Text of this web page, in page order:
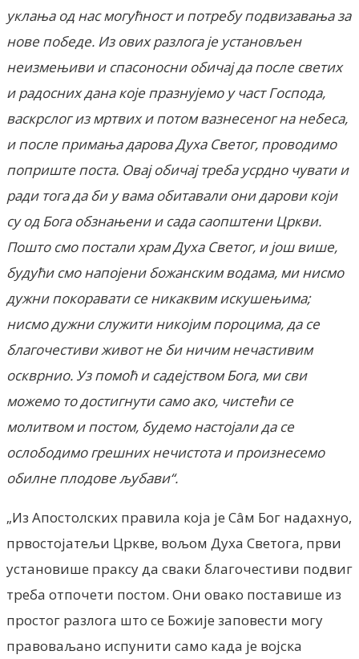
уклања од нас могућност и потребу подвизавања за
нове победе. Из ових разлога је установљен
неизмењиви и спасоносни обичај да после светих
и радосних дана које празнујемо у част Господа,
васкрслог из мртвих и потом вазнесеног на небеса,
и после примања дарова Духа Светог, проводимо
поприште поста. Овај обичај треба усрдно чувати и
ради тога да би у вама обитавали они дарови који
су од Бога обзнањени и сада саопштени Цркви.
Пошто смо постали храм Духа Светог, и још више,
будући смо напојени божанским водама, ми нисмо
дужни покоравати се никаквим искушењима;
нисмо дужни служити никојим пороцима, да се
благочестиви живот не би ничим нечастивим
оскврнио. Уз помоћ и садејством Бога, ми сви
можемо то достигнути само ако, чистећи се
молитвом и постом, будемо настојали да се
ослободимо грешних нечистота и произнесемо
обилне плодове љубави“.
„Из Апостолских правила која је Сâм Бог надахнуо,
првостојатељи Цркве, вољом Духа Светога, први
установише праксу да сваки благочестиви подвиг
треба отпочети постом. Они овако поставише из
простог разлога што се Божије заповести могу
правоваљано испунити само када је војска